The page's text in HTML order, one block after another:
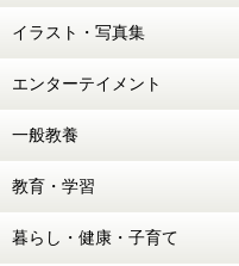
イラスト・写真集
エンターテイメント
一般教養
教育・学習
暮らし・健康・子育て